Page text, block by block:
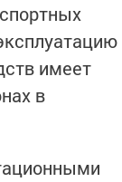
имеет
в